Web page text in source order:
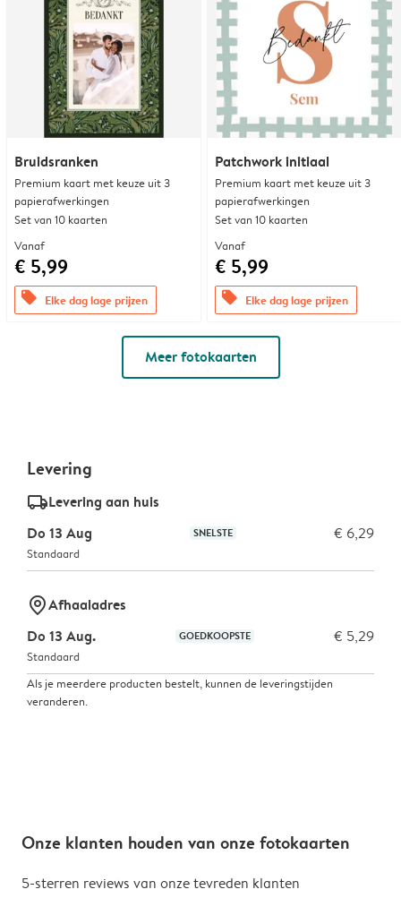
Bruidsranken
Premium kaart met keuze uit 3
papierafwerkingen
Set van 10 kaarten
Vanaf
€ 5,99
offers Elke dag lage prijzen
Patchwork initiaal
Premium kaart met keuze uit 3
papierafwerkingen
Set van 10 kaarten
Vanaf
€ 5,99
offers Elke dag lage prijzen
Meer fotokaarten
Levering
delivery_standard_v2Levering aan huis
Do 13 Aug
SNELSTE € 6,29
Standaard
marker-pinAfhaaladres
Do 13 Aug.
GOEDKOOPSTE € 5,29
Standaard
Als je meerdere producten bestelt, kunnen de leveringstijden
veranderen.
Onze klanten houden van onze fotokaarten
5-sterren reviews van onze tevreden klanten